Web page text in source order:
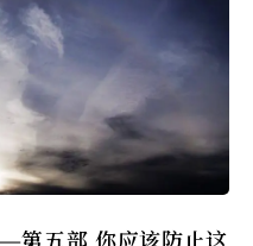
应该防止这